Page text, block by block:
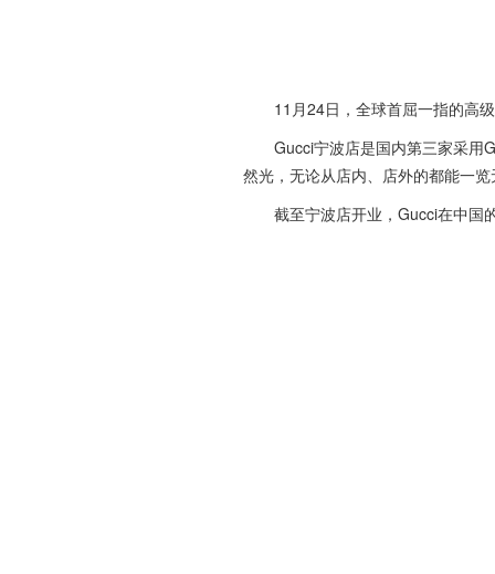
11月24日，全球首屈一指的高
Gucci宁波店是国内第三家采用
然光，无论从店内、店外的都能一
截至宁波店开业，Gucci在中国